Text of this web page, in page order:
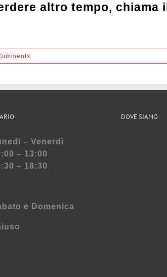
altro tempo, chiama il
– Venerdì
– 13:00
– 18:30
e Domenica
DOVE SIAMO